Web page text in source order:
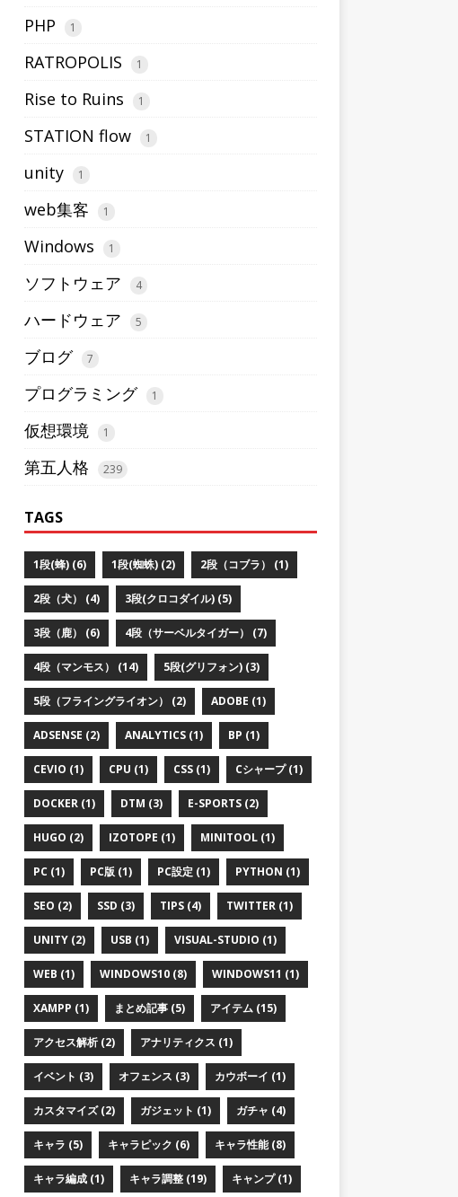
PHP 1
RATROPOLIS 1
Rise to Ruins 1
STATION flow 1
unity 1
web集客 1
Windows 1
ソフトウェア 4
ハードウェア 5
ブログ 7
プログラミング 1
仮想環境 1
第五人格 239
TAGS
1段(蜂) (6) 1段(蜘蛛) (2) 2段（コブラ） (1)
2段（犬） (4) 3段(クロコダイル) (5)
3段（鹿） (6) 4段（サーベルタイガー） (7)
4段（マンモス） (14) 5段(グリフォン) (3)
5段（フライングライオン） (2) ADOBE (1)
ADSENSE (2) ANALYTICS (1) BP (1)
CEVIO (1) CPU (1) CSS (1) Cシャープ (1)
DOCKER (1) DTM (3) E-SPORTS (2)
HUGO (2) IZOTOPE (1) MINITOOL (1)
PC (1) PC版 (1) PC設定 (1) PYTHON (1)
SEO (2) SSD (3) TIPS (4) TWITTER (1)
UNITY (2) USB (1) VISUAL-STUDIO (1)
WEB (1) WINDOWS10 (8) WINDOWS11 (1)
XAMPP (1) まとめ記事 (5) アイテム (15)
アクセス解析 (2) アナリティクス (1)
イベント (3) オフェンス (3) カウボーイ (1)
カスタマイズ (2) ガジェット (1) ガチャ (4)
キャラ (5) キャラピック (6) キャラ性能 (8)
キャラ編成 (1) キャラ調整 (19) キャンプ (1)